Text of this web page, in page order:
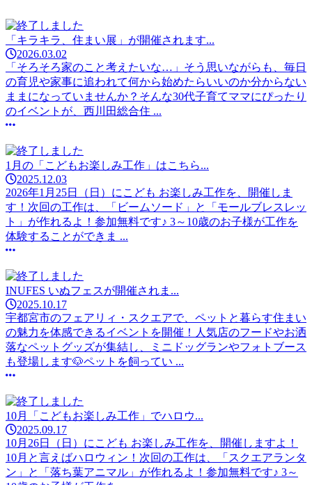
「キラキラ、住まい展」が開催されます...
2026.03.02
「そろそろ家のこと考えたいな…」そう思いながらも、毎日
の育児や家事に追われて何から始めたらいいのか分からない
ままになっていませんか？そんな30代子育てママにぴったり
のイベントが、西川田総合住 ...
1月の「こどもお楽しみ工作」はこちら...
2025.12.03
2026年1月25日（日）にこども お楽しみ工作を、開催しま
す！次回の工作は、「ビームソード」と「モールブレスレッ
ト」が作れるよ！参加無料です♪ 3～10歳のお子様が工作を
体験することができま ...
INUFES いぬフェスが開催されま...
2025.10.17
宇都宮市のフェアリィ・スクエアで、ペットと暮らす住まい
の魅力を体感できるイベントを開催！人気店のフードやお洒
落なペットグッズが集結し、ミニドッグランやフォトブース
も登場します🐶ペットを飼ってい ...
10月「こどもお楽しみ工作」でハロウ...
2025.09.17
10月26日（日）にこども お楽しみ工作を、開催しますよ！
10月と言えばハロウィン！次回の工作は、「スクエアランタ
ン」と「落ち葉アニマル」が作れるよ！参加無料です♪ 3～